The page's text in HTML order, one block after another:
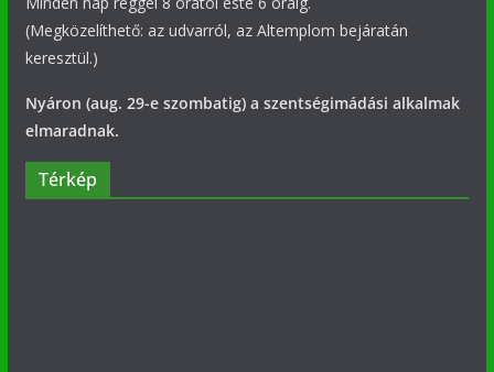
(Megközelíthető: az udvarról, az Altemplom bejáratán
keresztül.)
Nyáron (aug. 29-e szombatig) a szentségimádási alkalmak
elmaradnak.
Térkép